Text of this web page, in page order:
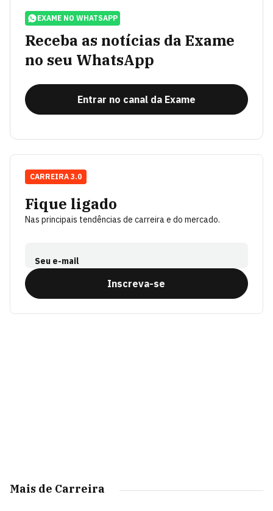
EXAME NO WHATSAPP
Receba as notícias da Exame
no seu WhatsApp
Entrar no canal da Exame
Fique ligado
Nas principais tendências de carreira e do mercado.
Seu e-mail
Inscreva-se
CARREIRA 3.0
Mais de Carreira